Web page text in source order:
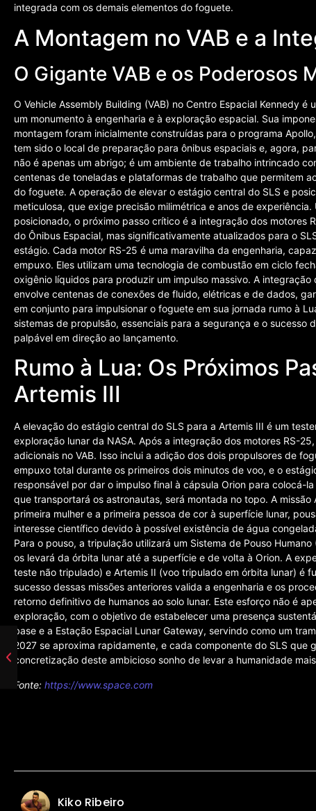
integrada com os demais elementos do foguete.
A Montagem no VAB e a
O Gigante VAB e os Poderosos
O Vehicle Assembly Building (VAB) no Centro Espacial Kennedy
um monumento à engenharia e à exploração espacial. Sua
montagem foram inicialmente construídas para o programa
tem sido o local de preparação para ônibus espaciais e, agora,
não é apenas um abrigo; é um ambiente de trabalho intrincado
centenas de toneladas e plataformas de trabalho que permitem
do foguete. A operação de elevar o estágio central do SLS e
meticulosa, que exige precisão milimétrica e anos de
posicionado, o próximo passo crítico é a integração dos motores
do Ônibus Espacial, mas significativamente atualizados para o
estágio. Cada motor RS-25 é uma maravilha da engenharia,
empuxo. Eles utilizam uma tecnologia de combustão em ciclo
oxigênio líquidos para produzir um impulso massivo. A
envolve centenas de conexões de fluido, elétricas e de dados,
em conjunto para impulsionar o foguete em sua jornada rumo à
sistemas de propulsão, essenciais para a segurança e o sucesso
palpável em direção ao lançamento.
Rumo à Lua: Os Próximos
Artemis III
A elevação do estágio central do SLS para a Artemis III é um
exploração lunar da NASA. Após a integração dos motores RS-
adicionais no VAB. Isso inclui a adição dos dois propulsores de
empuxo total durante os primeiros dois minutos de voo, e o
responsável por dar o impulso final à cápsula Orion para colocá-
que transportará os astronautas, será montada no topo. A
primeira mulher e a primeira pessoa de cor à superfície lunar,
interesse científico devido à possível existência de água
Para o pouso, a tripulação utilizará um Sistema de Pouso
os levará da órbita lunar até a superfície e de volta à Orion. A
teste não tripulado) e Artemis II (voo tripulado em órbita lunar) é
sucesso dessas missões anteriores valida a engenharia e os
retorno definitivo de humanos ao solo lunar. Este esforço não é
exploração, com o objetivo de estabelecer uma presença
base e a Estação Espacial Lunar Gateway, servindo como um
2027 se aproxima rapidamente, e cada componente do SLS que
concretização deste ambicioso sonho de levar a humanidade
Fonte: https://www.space.com
Kiko Ribeiro